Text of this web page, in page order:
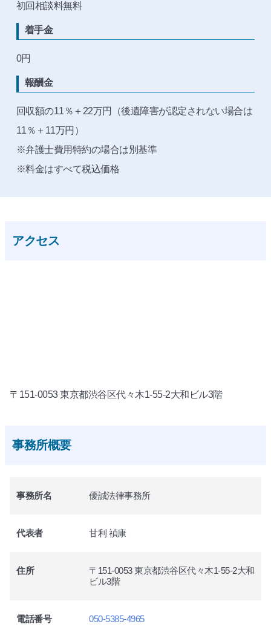
初回相談料無料
着手金
0円
報酬金
回収額の11％＋22万円（後遺障害が認定されない場合は
11％＋11万円）
※弁護士費用特約の場合は別基準
※料金はすべて税込価格
アクセス
〒151-0053 東京都渋谷区代々木1-55-2大和ビル3階
事務所概要
事務所名 優誠法律事務所
代表者 甘利 禎康
住所
〒151-0053 東京都渋谷区代々木1-55-2大和
ビル3階
電話番号 050-5385-4965